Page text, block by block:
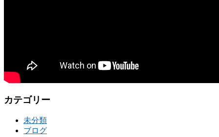
カテゴリー
未分類
ブログ